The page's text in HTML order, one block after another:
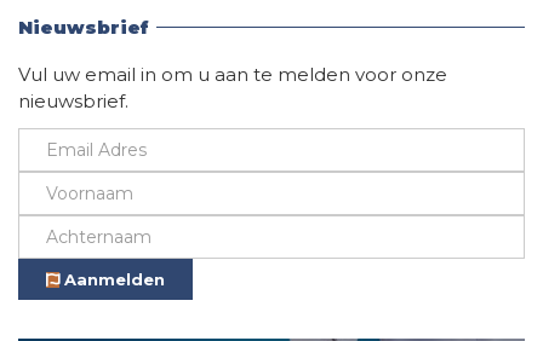
Nieuwsbrief
Vul uw email in om u aan te melden voor onze
nieuwsbrief.
Aanmelden